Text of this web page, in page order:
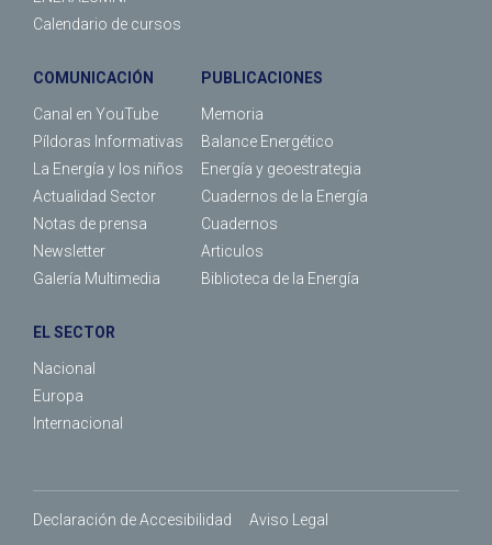
Calendario de cursos
COMUNICACIÓN
Canal en YouTube
Píldoras Informativas
La Energía y los niños
Actualidad Sector
Notas de prensa
Newsletter
Galería Multimedia
PUBLICACIONES
Memoria
Balance Energético
Energía y geoestrategia
Cuadernos de la Energía
Cuadernos
Articulos
Biblioteca de la Energía
EL SECTOR
Nacional
Europa
Internacional
Declaración de Accesibilidad Aviso Legal